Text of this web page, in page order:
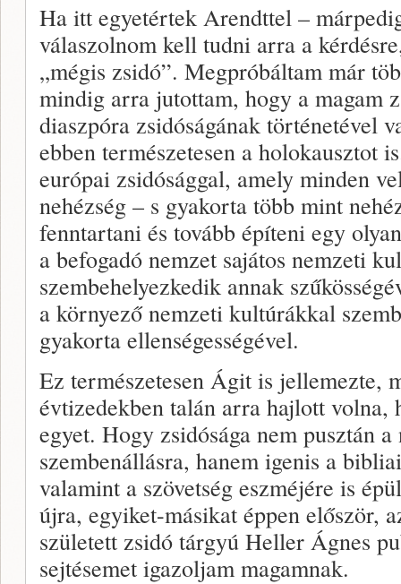
Ha itt egyetértek Arendttel –
válaszolnom kell tudni arra a
„mégis zsidó”. Megpróbáltam már
mindig arra jutottam, hogy a magam
diaszpóra zsidóságának történetével
ebben természetesen a holokausztot
európai zsidósággal, amely minden
nehézség – s gyakorta több mint
fenntartani és tovább építeni egy
a befogadó nemzet sajátos nemzeti
szembehelyezkedik annak
a környező nemzeti kultúrákkal
gyakorta ellenségességével.
Ez természetesen Ágit is jellemezte,
évtizedekben talán arra hajlott volna,
egyet. Hogy zsidósága nem pusztán
szembenállásra, hanem igenis a
valamint a szövetség eszméjére is
újra, egyiket-másikat éppen először,
született zsidó tárgyú Heller Ágnes
sejtésemet igazoljam magamnak.